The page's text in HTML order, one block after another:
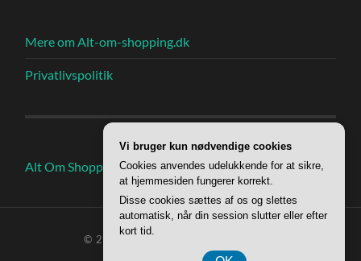
Mere om Alt-om-shopping.dk
Privatlivspolitik
Alt Om Shoppings Indlæg
© 2026ALT OM SHOPPING
Vi bruger kun nødvendige cookies
Cookies anvendes udelukkende for at sikre,
at hjemmesiden fungerer korrekt.
Disse cookies sættes af os og slettes
automatisk, når din session slutter eller efter
kort tid.